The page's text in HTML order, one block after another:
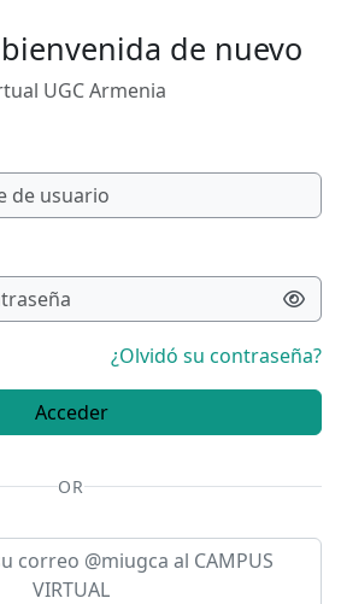
de nuevo
UGC Armenia
¿Olvidó su contraseña?
Acceder
OR
correo @miugca al CAMPUS
VIRTUAL